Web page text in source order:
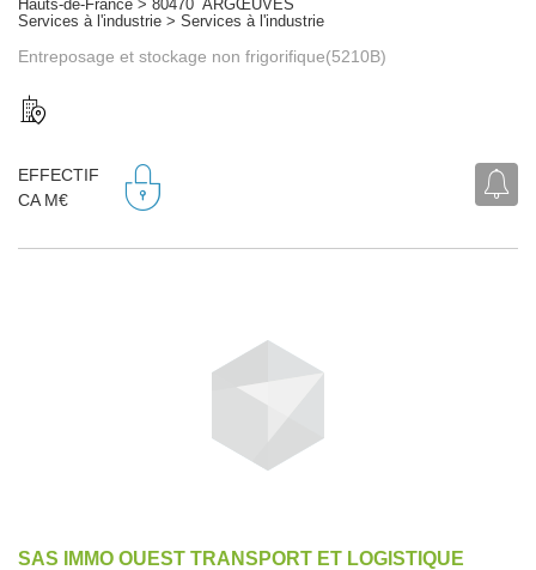
Hauts-de-France > 80470 ARGŒUVES
Services à l'industrie > Services à l'industrie
Entreposage et stockage non frigorifique(5210B)
EFFECTIF
CA M€
SAS IMMO OUEST TRANSPORT ET LOGISTIQUE